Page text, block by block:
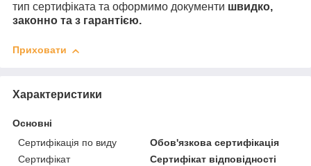
тип сертифіката та оформимо документи швидко,
законно та з гарантією.
Приховати
Характеристики
Основні
Сертифікація по виду
Обов'язкова сертифікація
Сертифікат
Сертифікат відповідності